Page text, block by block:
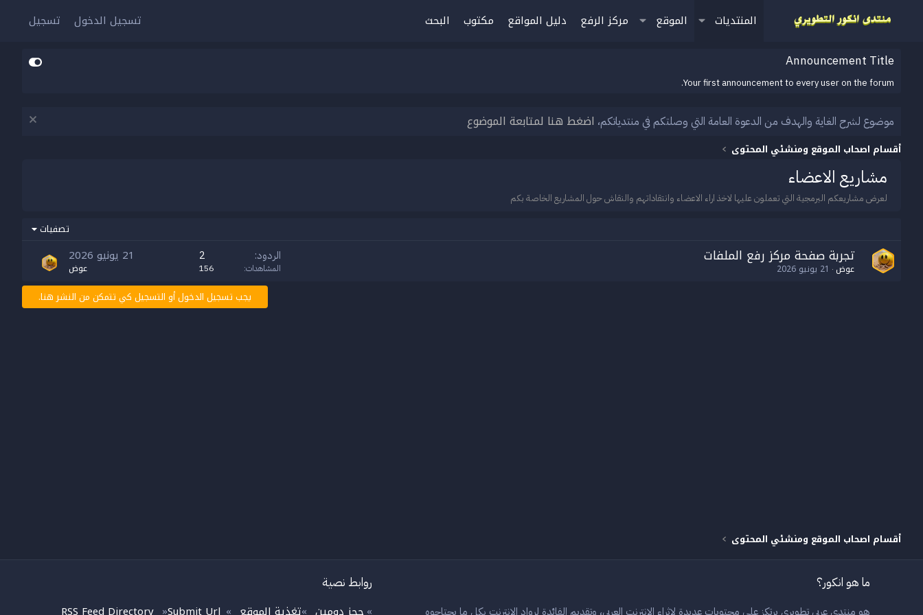
المنتديات الموقع مركز الرفع دليل المواقع مكتوب البحث تسجيل الدخول تسجيل
Announcement Title
Your first announcement to every user on the forum.
موضوع لشرح الغاية والهدف من الدعوة العامة التي وصلتكم في منتدياتكم، اضغط هنا لمتابعة الموضوع
أقسام اصحاب الموقع ومنشئي المحتوى
مشاريع الاعضاء
لعرض مشاريعكم البرمجية التي تعملون عليها لاخذ اراء الاعضاء وانتقاداتهم والنقاش حول المشاريع الخاصة بكم
تصفيات
تجربة صفحة مركز رفع الملفات
عوض 21 يونيو 2026
الردود 2
المشاهدات 156
21 يونيو 2026
عوض
يجب تسجيل الدخول أو التسجيل كي تتمكن من النشر هنا.
أقسام اصحاب الموقع ومنشئي المحتوى
ما هو انكور؟
هو منتدى عربي تطويري يرتكز على محتويات عديدة لاثراء الانترنت العربي، وتقديم الفائدة لرواد الانترنت بكل ما يحتاجوه
روابط نصية
»
»
»
»